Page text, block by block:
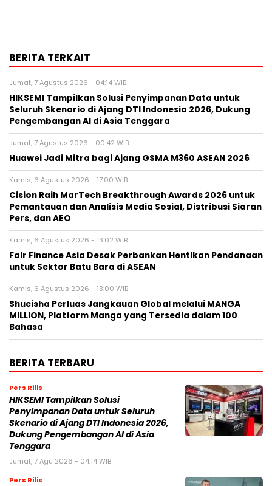
BERITA TERKAIT
Jumat, 7 Agustus 2026 - 04:14 WIB
HIKSEMI Tampilkan Solusi Penyimpanan Data untuk
Seluruh Skenario di Ajang DTI Indonesia 2026, Dukung
Pengembangan AI di Asia Tenggara
Jumat, 7 Agustus 2026 - 00:42 WIB
Huawei Jadi Mitra bagi Ajang GSMA M360 ASEAN 2026
Kamis, 6 Agustus 2026 - 17:00 WIB
Cision Raih MarTech Breakthrough Awards 2026 untuk
Pemantauan dan Analisis Media Sosial, Distribusi Siaran
Pers, dan AEO
Kamis, 6 Agustus 2026 - 13:02 WIB
Fair Finance Asia Desak Perbankan Hentikan Pendanaan
untuk Sektor Batu Bara di ASEAN
Kamis, 6 Agustus 2026 - 13:00 WIB
Shueisha Perluas Jangkauan Global melalui MANGA
MILLION, Platform Manga yang Tersedia dalam 100
Bahasa
BERITA TERBARU
Pers Rilis
HIKSEMI Tampilkan Solusi
Penyimpanan Data untuk Seluruh
Skenario di Ajang DTI Indonesia 2026,
Dukung Pengembangan AI di Asia
Tenggara
Jumat, 7 Agu 2026 - 04:14 WIB
Pers Rilis